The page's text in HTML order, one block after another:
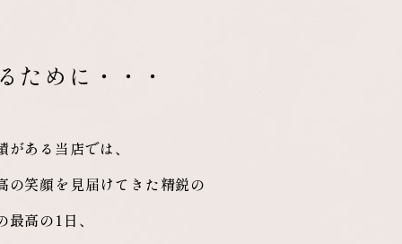
ために・・・
ある当店では、
の笑顔を見届けてきた精鋭の
高の1日、